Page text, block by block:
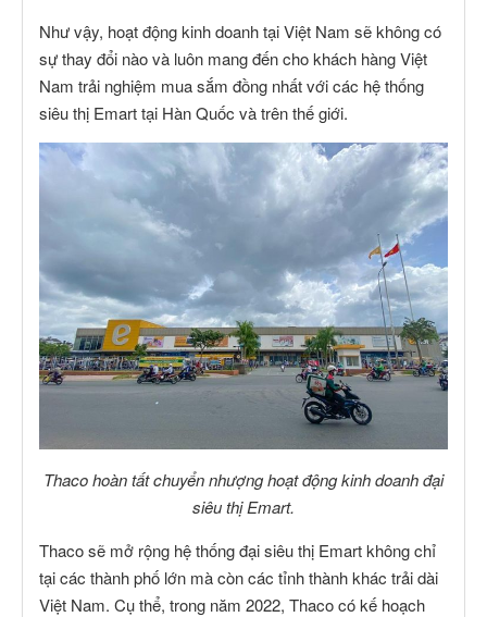
Như vậy, hoạt động kinh doanh tại Việt Nam sẽ không có
sự thay đổi nào và luôn mang đến cho khách hàng Việt
Nam trải nghiệm mua sắm đồng nhất với các hệ thống
siêu thị Emart tại Hàn Quốc và trên thế giới.
Thaco hoàn tất chuyển nhượng hoạt động kinh doanh đại
siêu thị Emart.
Thaco sẽ mở rộng hệ thống đại siêu thị Emart không chỉ
tại các thành phố lớn mà còn các tỉnh thành khác trải dài
Việt Nam. Cụ thể, trong năm 2022, Thaco có kế hoạch